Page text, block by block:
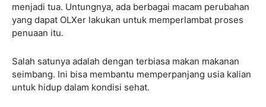
menjadi tua. Untungnya, ada berbagai macam perubahan
yang dapat OLXer lakukan untuk memperlambat proses
penuaan itu.
Salah satunya adalah dengan terbiasa makan makanan
seimbang. Ini bisa membantu memperpanjang usia kalian
untuk hidup dalam kondisi sehat.